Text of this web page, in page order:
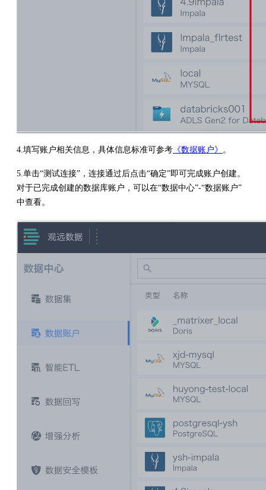
4.填写账户相关信息，具体信息标准可参考 《数据账户》 。
5.单击“测试连接”，连接通过后点击“确定”即可完成账户创建。
对于已完成创建的数据库账户，可以在“数据中心”-“数据账户”
中查看。